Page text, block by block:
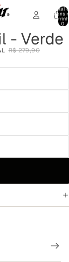
Total
itens
0
- Verde
R$ 279,90